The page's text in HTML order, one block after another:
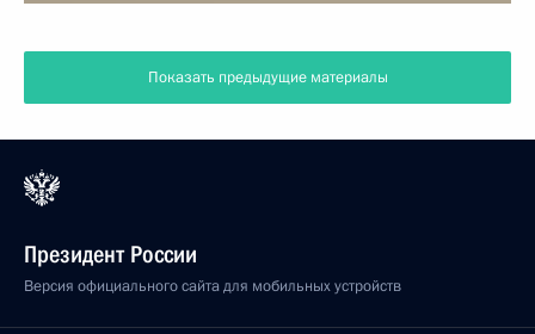
Показать предыдущие материалы
Президент России
Версия официального сайта для мобильных устройств